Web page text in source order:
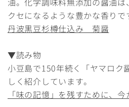
クセになるような豊かな香りで
丹波黒豆杉樽仕込み 菊醤
▼読み物
小豆島で150年続く「ヤマロク
しく紹介しています。
「味の記憶」を残すために、今